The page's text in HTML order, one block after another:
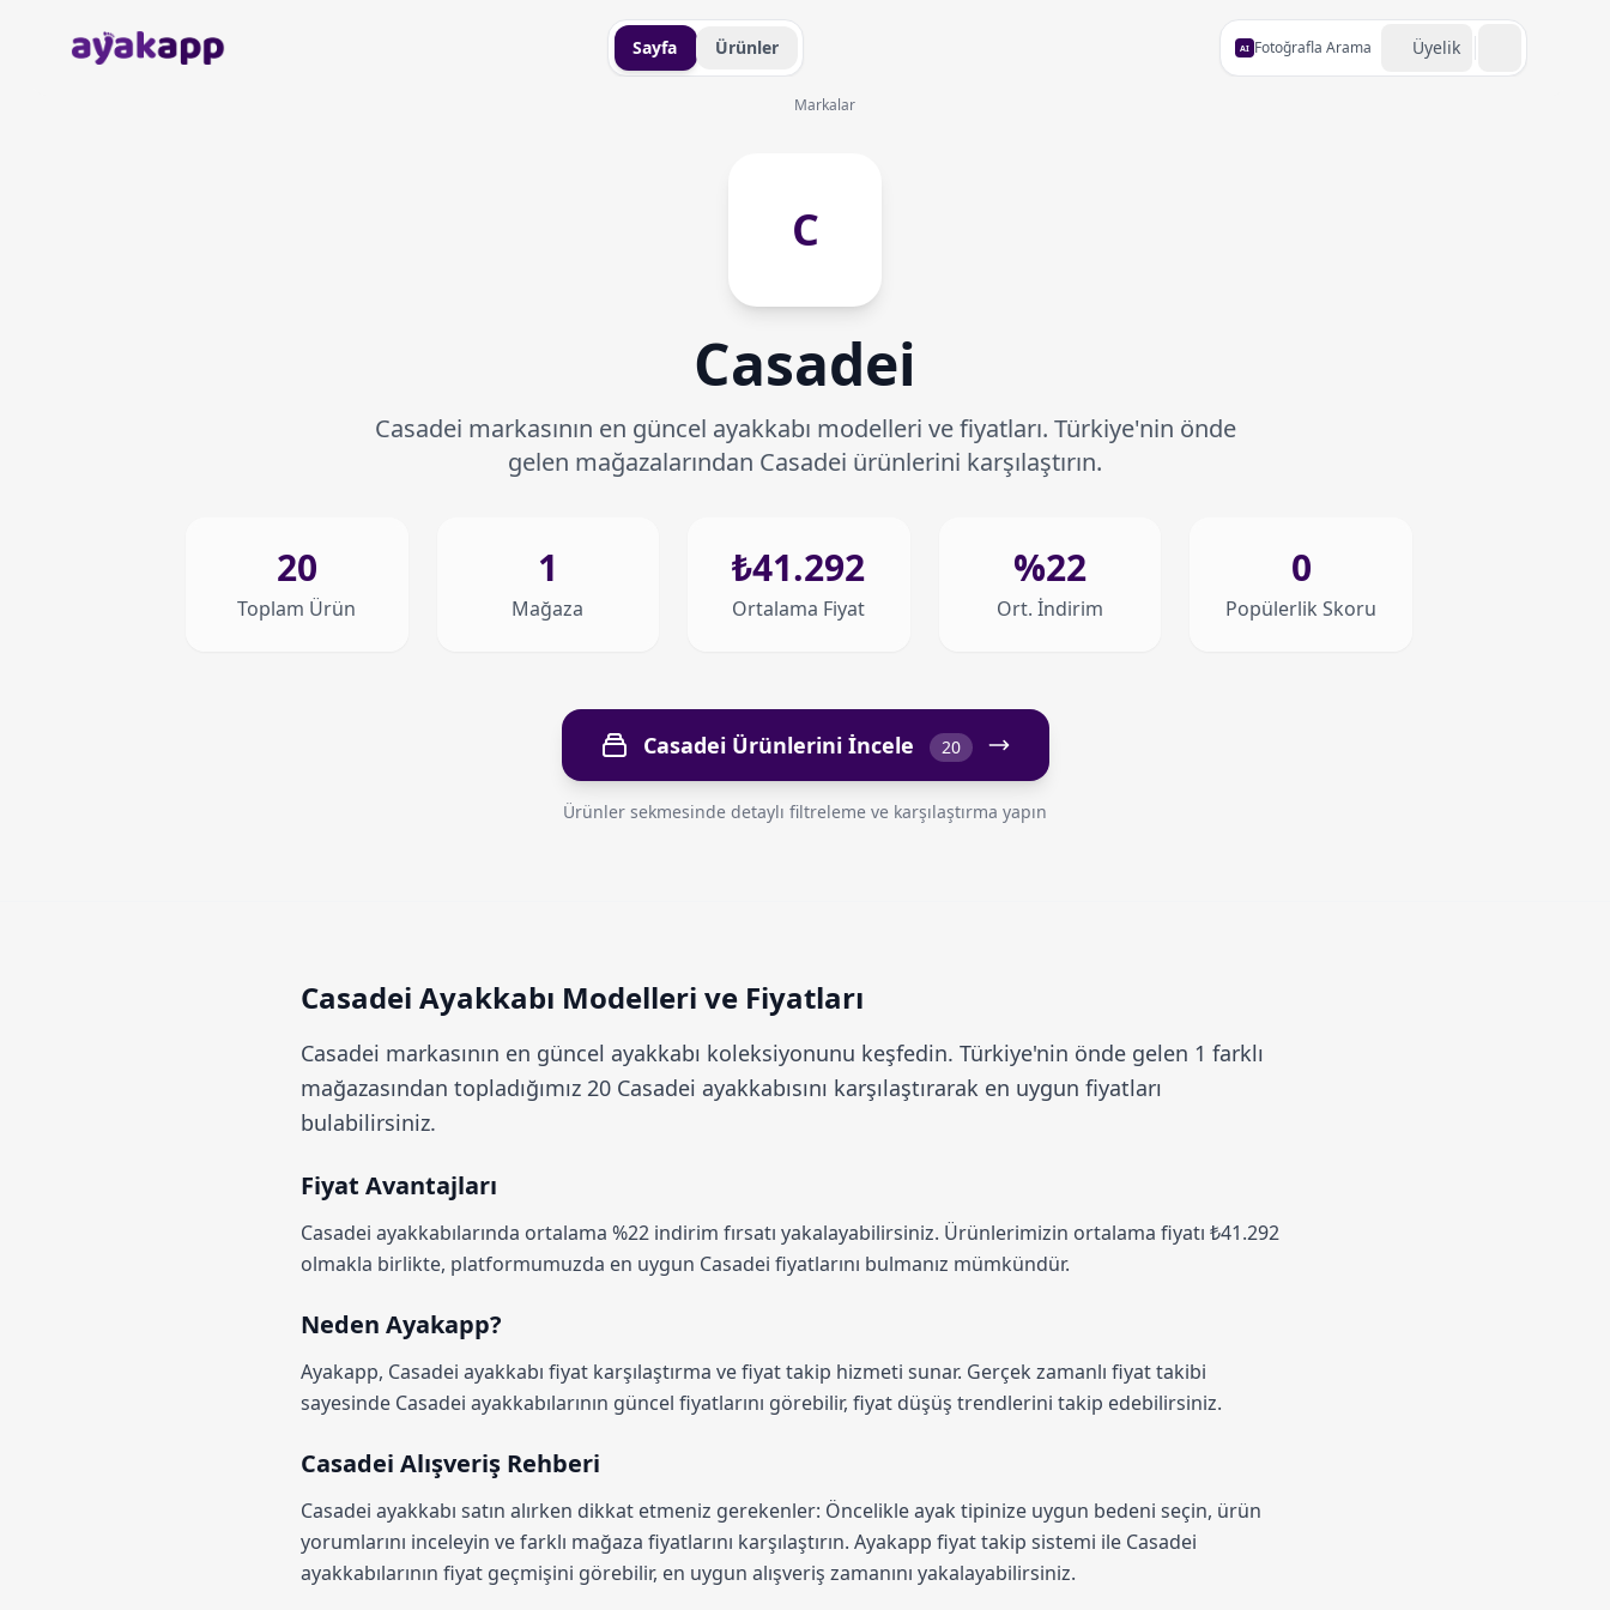
Anasayfa Sayfa Ürünler AI Fotoğrafla Arama Üyelik
Markalar
C
Casadei
Casadei markasının en güncel ayakkabı modelleri ve fiyatları. Türkiye'nin önde
gelen mağazalarından Casadei ürünlerini karşılaştırın.
20
Toplam Ürün
1
Mağaza
₺41.292
Ortalama Fiyat
%22
Ort. İndirim
0
Popülerlik Skoru
Casadei Ürünlerini İncele 20
Ürünler sekmesinde detaylı filtreleme ve karşılaştırma yapın
Casadei Ayakkabı Modelleri ve Fiyatları
Casadei markasının en güncel ayakkabı koleksiyonunu keşfedin. Türkiye'nin önde gelen 1 farklı
mağazasından topladığımız 20 Casadei ayakkabısını karşılaştırarak en uygun fiyatları
bulabilirsiniz.
Fiyat Avantajları
Casadei ayakkabılarında ortalama %22 indirim fırsatı yakalayabilirsiniz. Ürünlerimizin ortalama fiyatı ₺41.292
olmakla birlikte, platformumuzda en uygun Casadei fiyatlarını bulmanız mümkündür.
Neden Ayakapp?
Ayakapp, Casadei ayakkabı fiyat karşılaştırma ve fiyat takip hizmeti sunar. Gerçek zamanlı fiyat takibi
sayesinde Casadei ayakkabılarının güncel fiyatlarını görebilir, fiyat düşüş trendlerini takip edebilirsiniz.
Casadei Alışveriş Rehberi
Casadei ayakkabı satın alırken dikkat etmeniz gerekenler: Öncelikle ayak tipinize uygun bedeni seçin, ürün
yorumlarını inceleyin ve farklı mağaza fiyatlarını karşılaştırın. Ayakapp fiyat takip sistemi ile Casadei
ayakkabılarının fiyat geçmişini görebilir, en uygun alışveriş zamanını yakalayabilirsiniz.